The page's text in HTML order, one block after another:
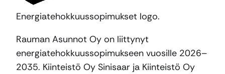
Energiatehokkuussopimukset logo.
Rauman Asunnot Oy on liittynyt
energiatehokkuussopimukseen vuosille 2026–
2035. Kiinteistö Oy Sinisaar ja Kiinteistö Oy